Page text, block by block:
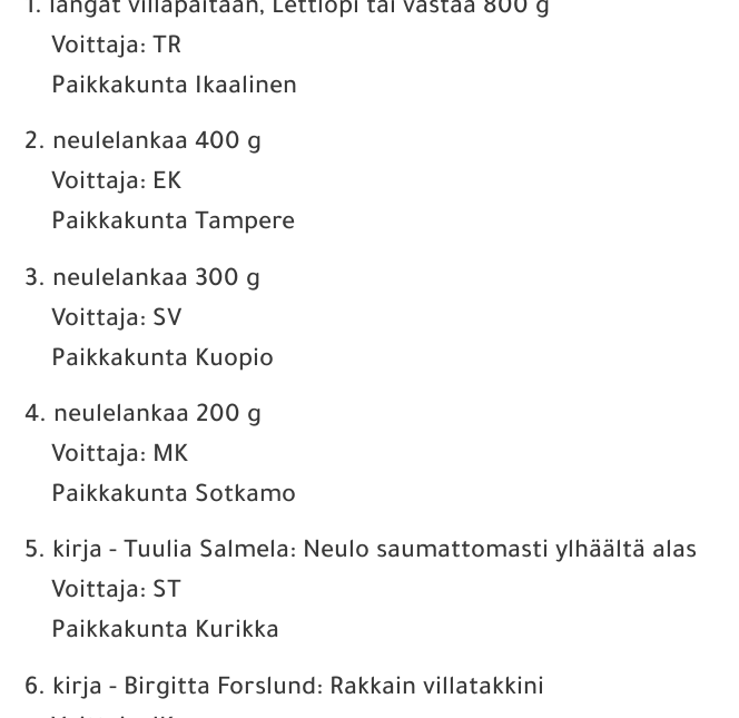
1. langat villapaitaan, Lettlopi tai vastaa 800 g
Voittaja: TR
Paikkakunta Ikaalinen
2. neulelankaa 400 g
Voittaja: EK
Paikkakunta Tampere
3. neulelankaa 300 g
Voittaja: SV
Paikkakunta Kuopio
4. neulelankaa 200 g
Voittaja: MK
Paikkakunta Sotkamo
5. kirja - Tuulia Salmela: Neulo saumattomasti ylhäältä alas
Voittaja: ST
Paikkakunta Kurikka
6. kirja - Birgitta Forslund: Rakkain villatakkini